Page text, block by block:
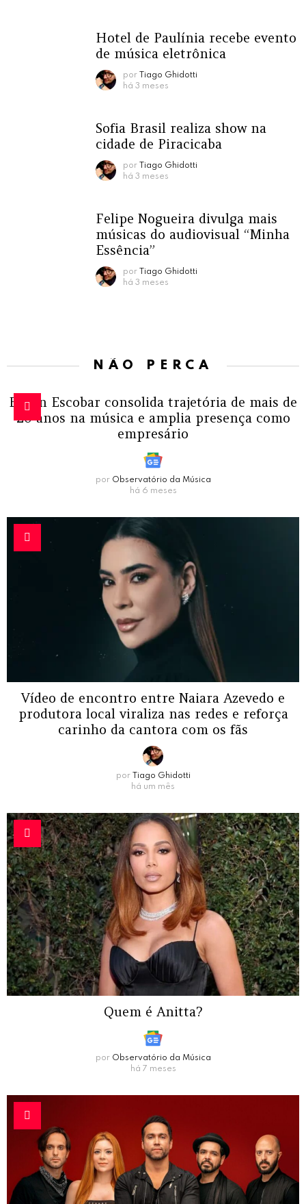
Hotel de Paulínia recebe evento
de música eletrônica
por
Tiago Ghidotti
há 3 meses
Sofia Brasil realiza show na
cidade de Piracicaba
por
Tiago Ghidotti
há 3 meses
Felipe Nogueira divulga mais
músicas do audiovisual “Minha
Essência”
por
Tiago Ghidotti
há 3 meses
NÃO PERCA
Edson Escobar consolida trajetória de mais de
20 anos na música e amplia presença como
empresário
por Observatório da Música
há 6 meses
Vídeo de encontro entre Naiara Azevedo e
produtora local viraliza nas redes e reforça
carinho da cantora com os fãs
por
Tiago Ghidotti
há um mês
Quem é Anitta?
por Observatório da Música
há 7 meses